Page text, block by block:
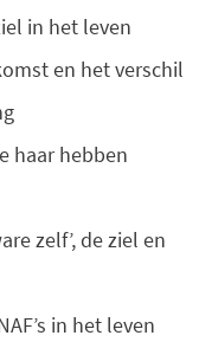
in het leven
en het verschil
haar hebben
zelf’, de ziel en
in het leven